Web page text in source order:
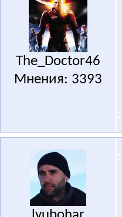
The_Doctor46
Мнения: 3393